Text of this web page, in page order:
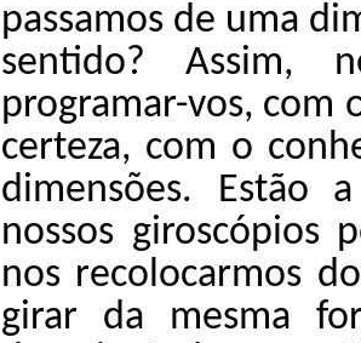
passamos de uma
sentido? Assim,
programar-vos, com
certeza, com o
dimensões. Estão
nossos giroscópios
nos recolocarmos
girar da mesma